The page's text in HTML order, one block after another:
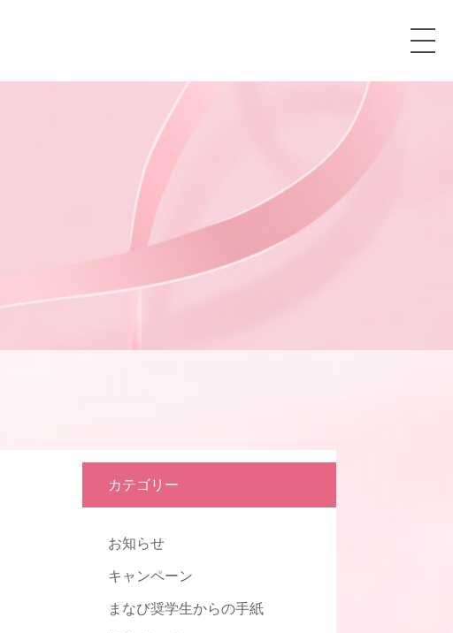
カテゴリー
お知らせ
キャンペーン
まなび奨学生からの手紙